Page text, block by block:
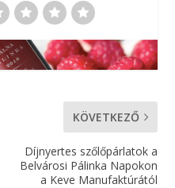
KÖVETKEZŐ
Díjnyertes szőlőpárlatok a
Belvárosi Pálinka Napokon
a Keve Manufaktúrától